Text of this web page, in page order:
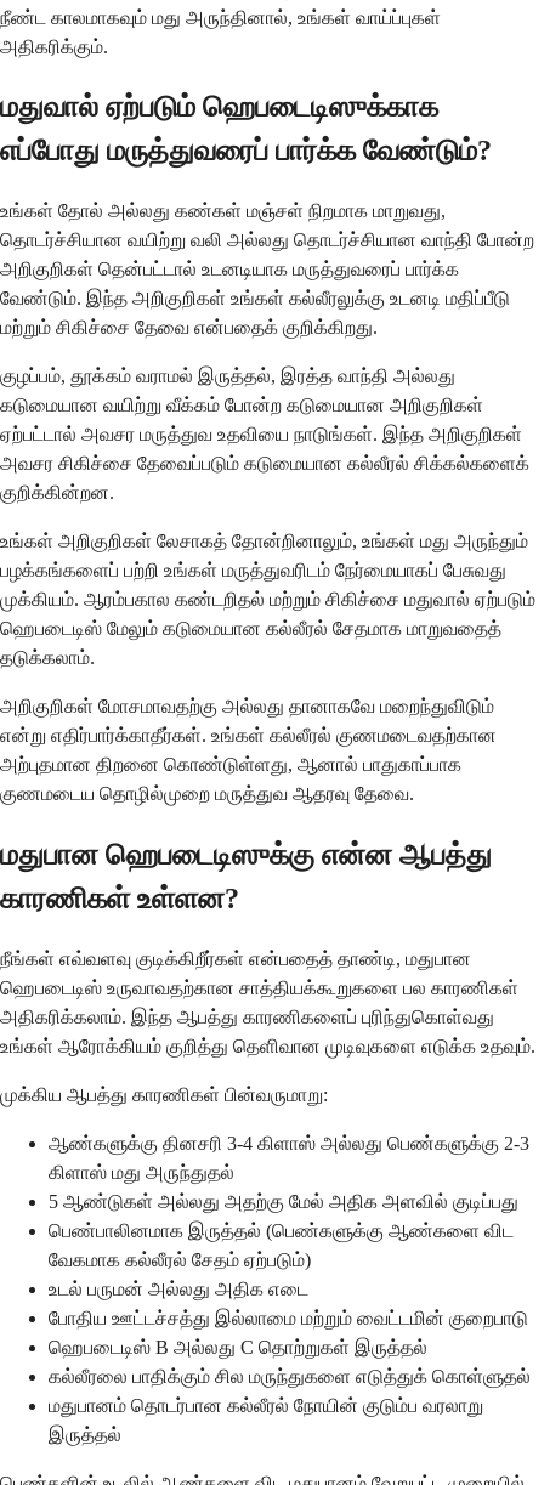
நீண்ட காலமாகவும் மது அருந்தினால், உங்கள் வாய்ப்புகள்
அதிகரிக்கும்.
மதுவால் ஏற்படும் ஹெபடைடிஸுக்காக
எப்போது மருத்துவரைப் பார்க்க வேண்டும்?
உங்கள் தோல் அல்லது கண்கள் மஞ்சள் நிறமாக மாறுவது,
தொடர்ச்சியான வயிற்று வலி அல்லது தொடர்ச்சியான வாந்தி போன்ற
அறிகுறிகள் தென்பட்டால் உடனடியாக மருத்துவரைப் பார்க்க
வேண்டும். இந்த அறிகுறிகள் உங்கள் கல்லீரலுக்கு உடனடி மதிப்பீடு
மற்றும் சிகிச்சை தேவை என்பதைக் குறிக்கிறது.
குழப்பம், தூக்கம் வராமல் இருத்தல், இரத்த வாந்தி அல்லது
கடுமையான வயிற்று வீக்கம் போன்ற கடுமையான அறிகுறிகள்
ஏற்பட்டால் அவசர மருத்துவ உதவியை நாடுங்கள். இந்த அறிகுறிகள்
அவசர சிகிச்சை தேவைப்படும் கடுமையான கல்லீரல் சிக்கல்களைக்
குறிக்கின்றன.
உங்கள் அறிகுறிகள் லேசாகத் தோன்றினாலும், உங்கள் மது அருந்தும்
பழக்கங்களைப் பற்றி உங்கள் மருத்துவரிடம் நேர்மையாகப் பேசுவது
முக்கியம். ஆரம்பகால கண்டறிதல் மற்றும் சிகிச்சை மதுவால் ஏற்படும்
ஹெபடைடிஸ் மேலும் கடுமையான கல்லீரல் சேதமாக மாறுவதைத்
தடுக்கலாம்.
அறிகுறிகள் மோசமாவதற்கு அல்லது தானாகவே மறைந்துவிடும்
என்று எதிர்பார்க்காதீர்கள். உங்கள் கல்லீரல் குணமடைவதற்கான
அற்புதமான திறனை கொண்டுள்ளது, ஆனால் பாதுகாப்பாக
குணமடைய தொழில்முறை மருத்துவ ஆதரவு தேவை.
மதுபான ஹெபடைடிஸுக்கு என்ன ஆபத்து
காரணிகள் உள்ளன?
நீங்கள் எவ்வளவு குடிக்கிறீர்கள் என்பதைத் தாண்டி, மதுபான
ஹெபடைடிஸ் உருவாவதற்கான சாத்தியக்கூறுகளை பல காரணிகள்
அதிகரிக்கலாம். இந்த ஆபத்து காரணிகளைப் புரிந்துகொள்வது
உங்கள் ஆரோக்கியம் குறித்து தெளிவான முடிவுகளை எடுக்க உதவும்.
முக்கிய ஆபத்து காரணிகள் பின்வருமாறு:
ஆண்களுக்கு தினசரி 3-4 கிளாஸ் அல்லது பெண்களுக்கு 2-3
கிளாஸ் மது அருந்துதல்
5 ஆண்டுகள் அல்லது அதற்கு மேல் அதிக அளவில் குடிப்பது
பெண்பாலினமாக இருத்தல் (பெண்களுக்கு ஆண்களை விட
வேகமாக கல்லீரல் சேதம் ஏற்படும்)
உடல் பருமன் அல்லது அதிக எடை
போதிய ஊட்டச்சத்து இல்லாமை மற்றும் வைட்டமின் குறைபாடு
ஹெபடைடிஸ் B அல்லது C தொற்றுகள் இருத்தல்
கல்லீரலை பாதிக்கும் சில மருந்துகளை எடுத்துக் கொள்ளுதல்
மதுபானம் தொடர்பான கல்லீரல் நோயின் குடும்ப வரலாறு
இருத்தல்